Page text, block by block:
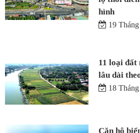
hình
19
11 loại đất
lâu dài
18
Căn hộ